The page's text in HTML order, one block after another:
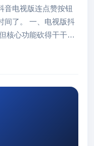
音电视版连点赞按钮
间了。 一、电视版抖
核心功能砍得干干净